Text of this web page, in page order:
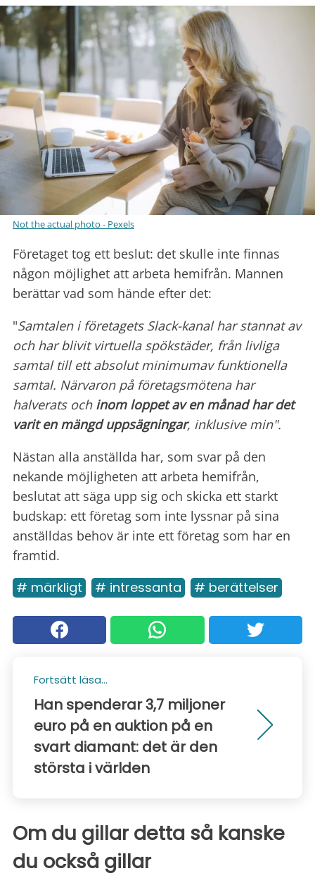
Not the actual photo - Pexels
Företaget tog ett beslut: det skulle inte finnas
någon möjlighet att arbeta hemifrån. Mannen
berättar vad som hände efter det:
"Samtalen i företagets Slack-kanal har stannat av
och har blivit virtuella spökstäder, från livliga
samtal till ett absolut minimumav funktionella
samtal. Närvaron på företagsmötena har
halverats och inom loppet av en månad har det
varit en mängd uppsägningar, inklusive min".
Nästan alla anställda har, som svar på den
nekande möjligheten att arbeta hemifrån,
beslutat att säga upp sig och skicka ett starkt
budskap: ett företag som inte lyssnar på sina
anställdas behov är inte ett företag som har en
framtid.
# märkligt # intressanta # berättelser
Fortsätt läsa...
Han spenderar 3,7 miljoner
euro på en auktion på en
svart diamant: det är den
största i världen
Om du gillar detta så kanske
du också gillar